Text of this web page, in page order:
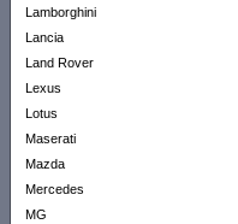
Lamborghini
Lancia
Land Rover
Lexus
Lotus
Maserati
Mazda
Mercedes
MG